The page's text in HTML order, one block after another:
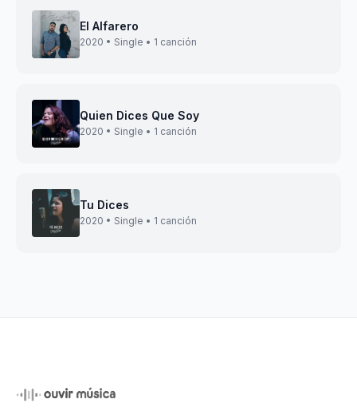
El Alfarero
2020 • Single • 1 canción
Quien Dices Que Soy
2020 • Single • 1 canción
Tu Dices
2020 • Single • 1 canción